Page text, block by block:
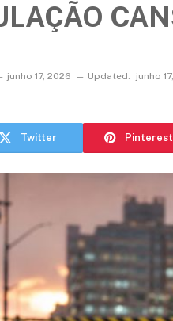
junho 17, 2026 Updated: junho
Twitter Pinterest